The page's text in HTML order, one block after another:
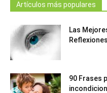
Artículos más populares
Las
90 Frases